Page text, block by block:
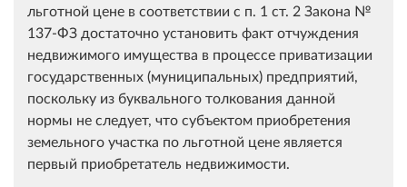
льготной цене в соответствии с п. 1 ст. 2 Закона №
137-ФЗ достаточно установить факт отчуждения
недвижимого имущества в процессе приватизации
государственных (муниципальных) предприятий,
поскольку из буквального толкования данной
нормы не следует, что субъектом приобретения
земельного участка по льготной цене является
первый приобретатель недвижимости.